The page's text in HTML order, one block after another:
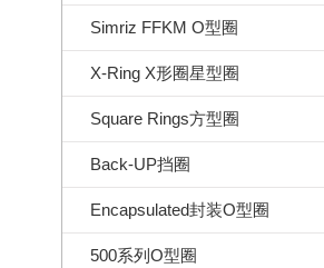
Simriz FFKM O型圈
X-Ring X形圈星型圈
Square Rings方型圈
Back-UP挡圈
Encapsulated封装O型圈
500系列O型圈